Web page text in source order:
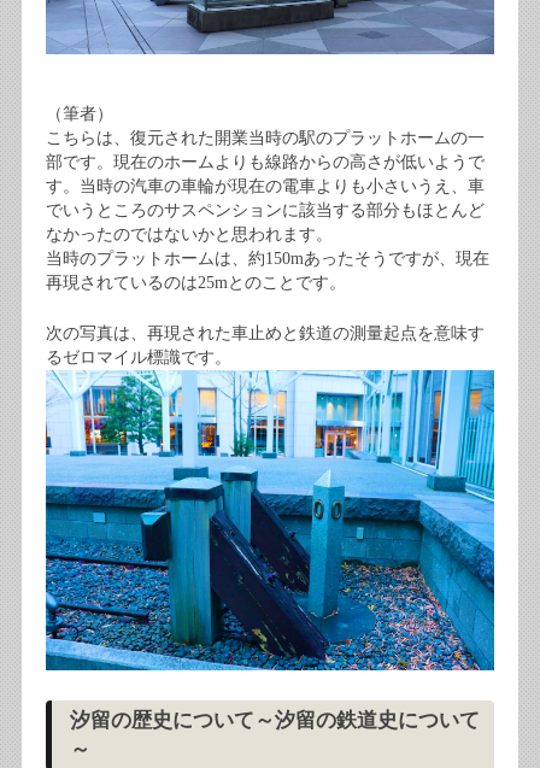
（筆者）
こちらは、復元された開業当時の駅のプラットホームの一
部です。現在のホームよりも線路からの高さが低いようで
す。当時の汽車の車輪が現在の電車よりも小さいうえ、車
でいうところのサスペンションに該当する部分もほとんど
なかったのではないかと思われます。
当時のプラットホームは、約150mあったそうですが、現在
再現されているのは25mとのことです。
次の写真は、再現された車止めと鉄道の測量起点を意味す
るゼロマイル標識です。
汐留の歴史について～汐留の鉄道史について
～